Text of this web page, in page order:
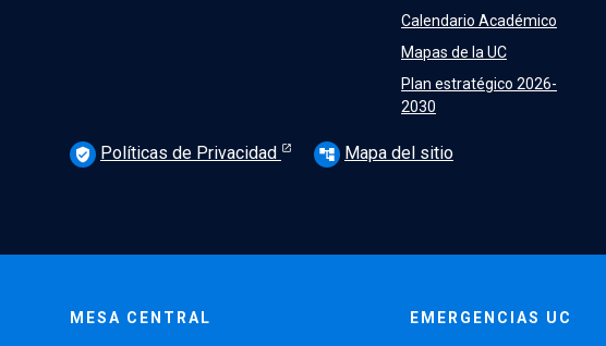
Calendario Académico
Mapas de la UC
Plan estratégico 2026-
2030
verified_user Políticas de Privacidad account_tree Mapa del sitio
MESA CENTRAL EMERGENCIAS UC